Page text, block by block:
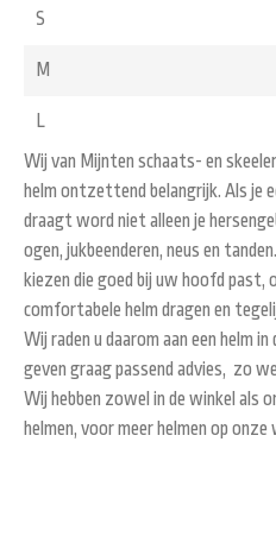
S
M
L
Wij van Mijnten schaats- en
helm ontzettend belangrijk. Als je
draagt word niet alleen je
ogen, jukbeenderen, neus en
kiezen die goed bij uw hoofd past,
comfortabele helm dragen en
Wij raden u daarom aan een helm
geven graag passend advies, zo
Wij hebben zowel in de winkel als
helmen, voor meer helmen op